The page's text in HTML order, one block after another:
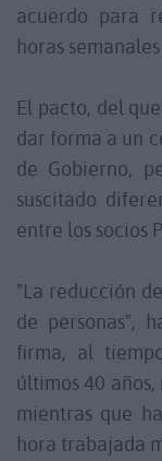
acuerdo para
horas
El pacto, del
dar forma a un
de Gobierno,
suscitado
entre los socios
"La reducción
de personas",
firma, al
últimos 40
mientras que
hora trabajada